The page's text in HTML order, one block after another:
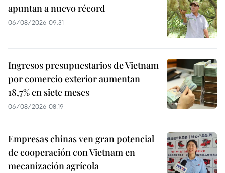
apuntan a nuevo récord
06/08/2026 09:31
Ingresos presupuestarios de Vietnam
por comercio exterior aumentan
18,7% en siete meses
06/08/2026 08:19
Empresas chinas ven gran potencial
de cooperación con Vietnam en
mecanización agrícola